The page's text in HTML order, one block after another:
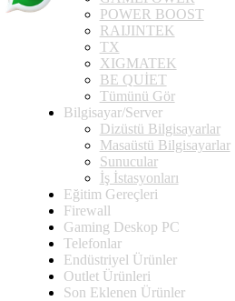
POWER BOOST
RAIJINTEK
TX
XIGMATEK
BE QUİET
Tümünü Gör
Bilgisayar/Server
Dizüstü Bilgisayarlar
Masaüstü Bilgisayarlar
Sunucular
İş İstasyonları
Eğitim Gereçleri
Firewall
Gaming Deskop PC
Telefonlar
Endüstriyel Ürünler
Outlet Ürünleri
Son Eklenen Ürünler